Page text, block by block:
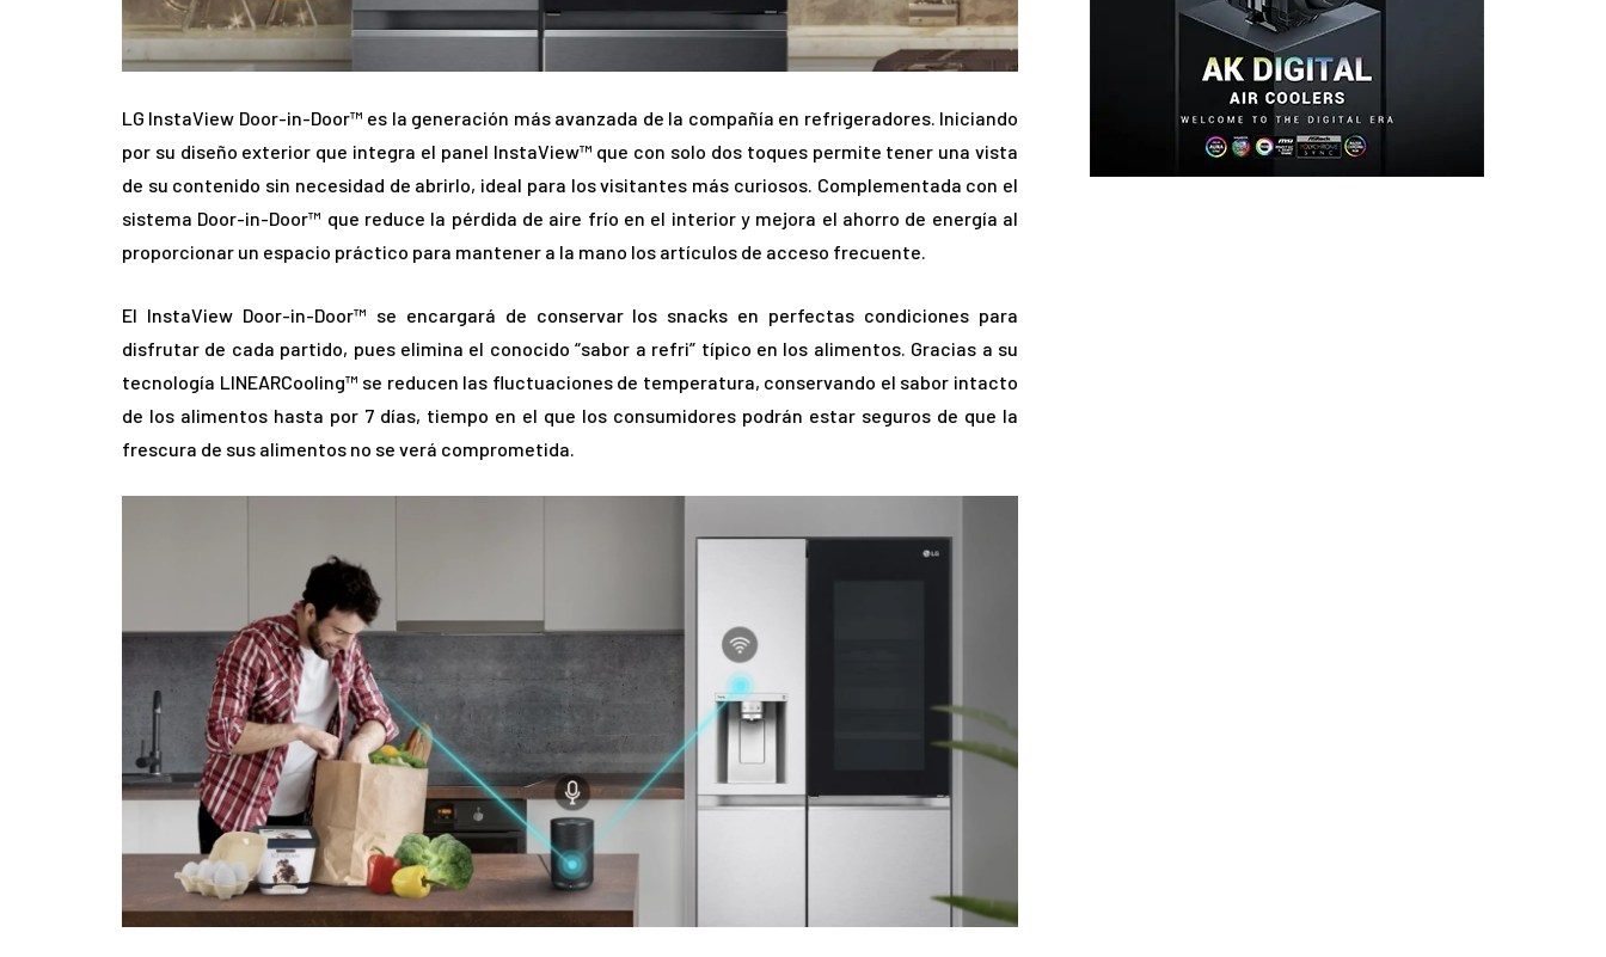
LG InstaView Door-in-Door™ es la generación más avanzada de la compañía en refrigeradores. Iniciando
por su diseño exterior que integra el panel InstaView™ que con solo dos toques permite tener una vista
de su contenido sin necesidad de abrirlo, ideal para los visitantes más curiosos. Complementada con el
sistema Door-in-Door™ que reduce la pérdida de aire frío en el interior y mejora el ahorro de energía al
proporcionar un espacio práctico para mantener a la mano los artículos de acceso frecuente.
El InstaView Door-in-Door™ se encargará de conservar los snacks en perfectas condiciones para
disfrutar de cada partido, pues elimina el conocido “sabor a refri” típico en los alimentos. Gracias a su
tecnología LINEARCooling™ se reducen las fluctuaciones de temperatura, conservando el sabor intacto
de los alimentos hasta por 7 días, tiempo en el que los consumidores podrán estar seguros de que la
frescura de sus alimentos no se verá comprometida.